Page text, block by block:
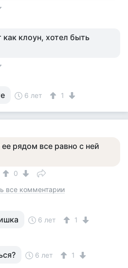
как клоун, хотел быть
6 лет 1
рядом все равно с ней
0
все комментарии
6 лет 1
6 лет 1